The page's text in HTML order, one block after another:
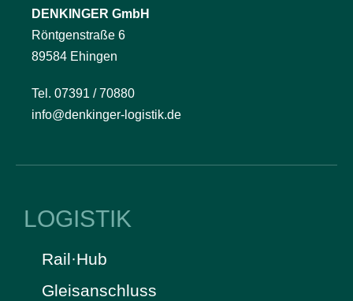
DENKINGER GmbH
Röntgenstraße 6
89584 Ehingen
Tel. 07391 / 70880
info@denkinger-logistik.de
LOGISTIK
Rail·Hub
Gleisanschluss